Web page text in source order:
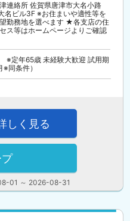
連絡所 佐賀県唐津市大名小路
ビル3F ※お住まいや適性等を
勤務地を選べます ★各支店の住
ス等はホームページよりご確認
※定年65歳 未経験大歓迎 試用期
同条件）
01 ～ 2026-08-31
しく見る